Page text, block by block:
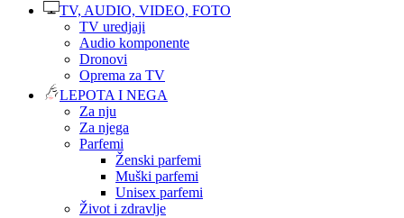
TV, AUDIO, VIDEO, FOTO
TV uredjaji
Audio komponente
Dronovi
Oprema za TV
LEPOTA I NEGA
Za nju
Za njega
Parfemi
Ženski parfemi
Muški parfemi
Unisex parfemi
Život i zdravlje